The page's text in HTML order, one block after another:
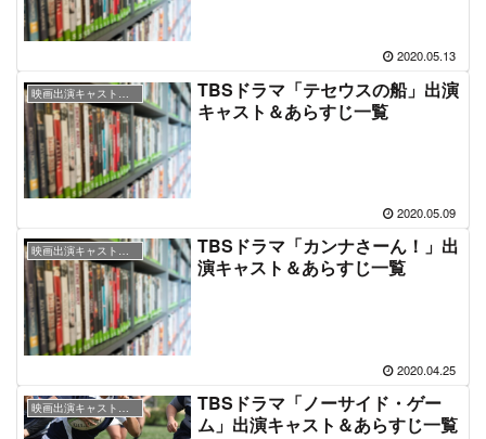
2020.05.13
映画出演キャスト＆あらすじ情報
TBSドラマ「テセウスの船」出演
キャスト＆あらすじ一覧
2020.05.09
TBSドラマ「カンナさーん！」出
演キャスト＆あらすじ一覧
2020.04.25
TBSドラマ「ノーサイド・ゲー
ム」出演キャスト＆あらすじ一覧